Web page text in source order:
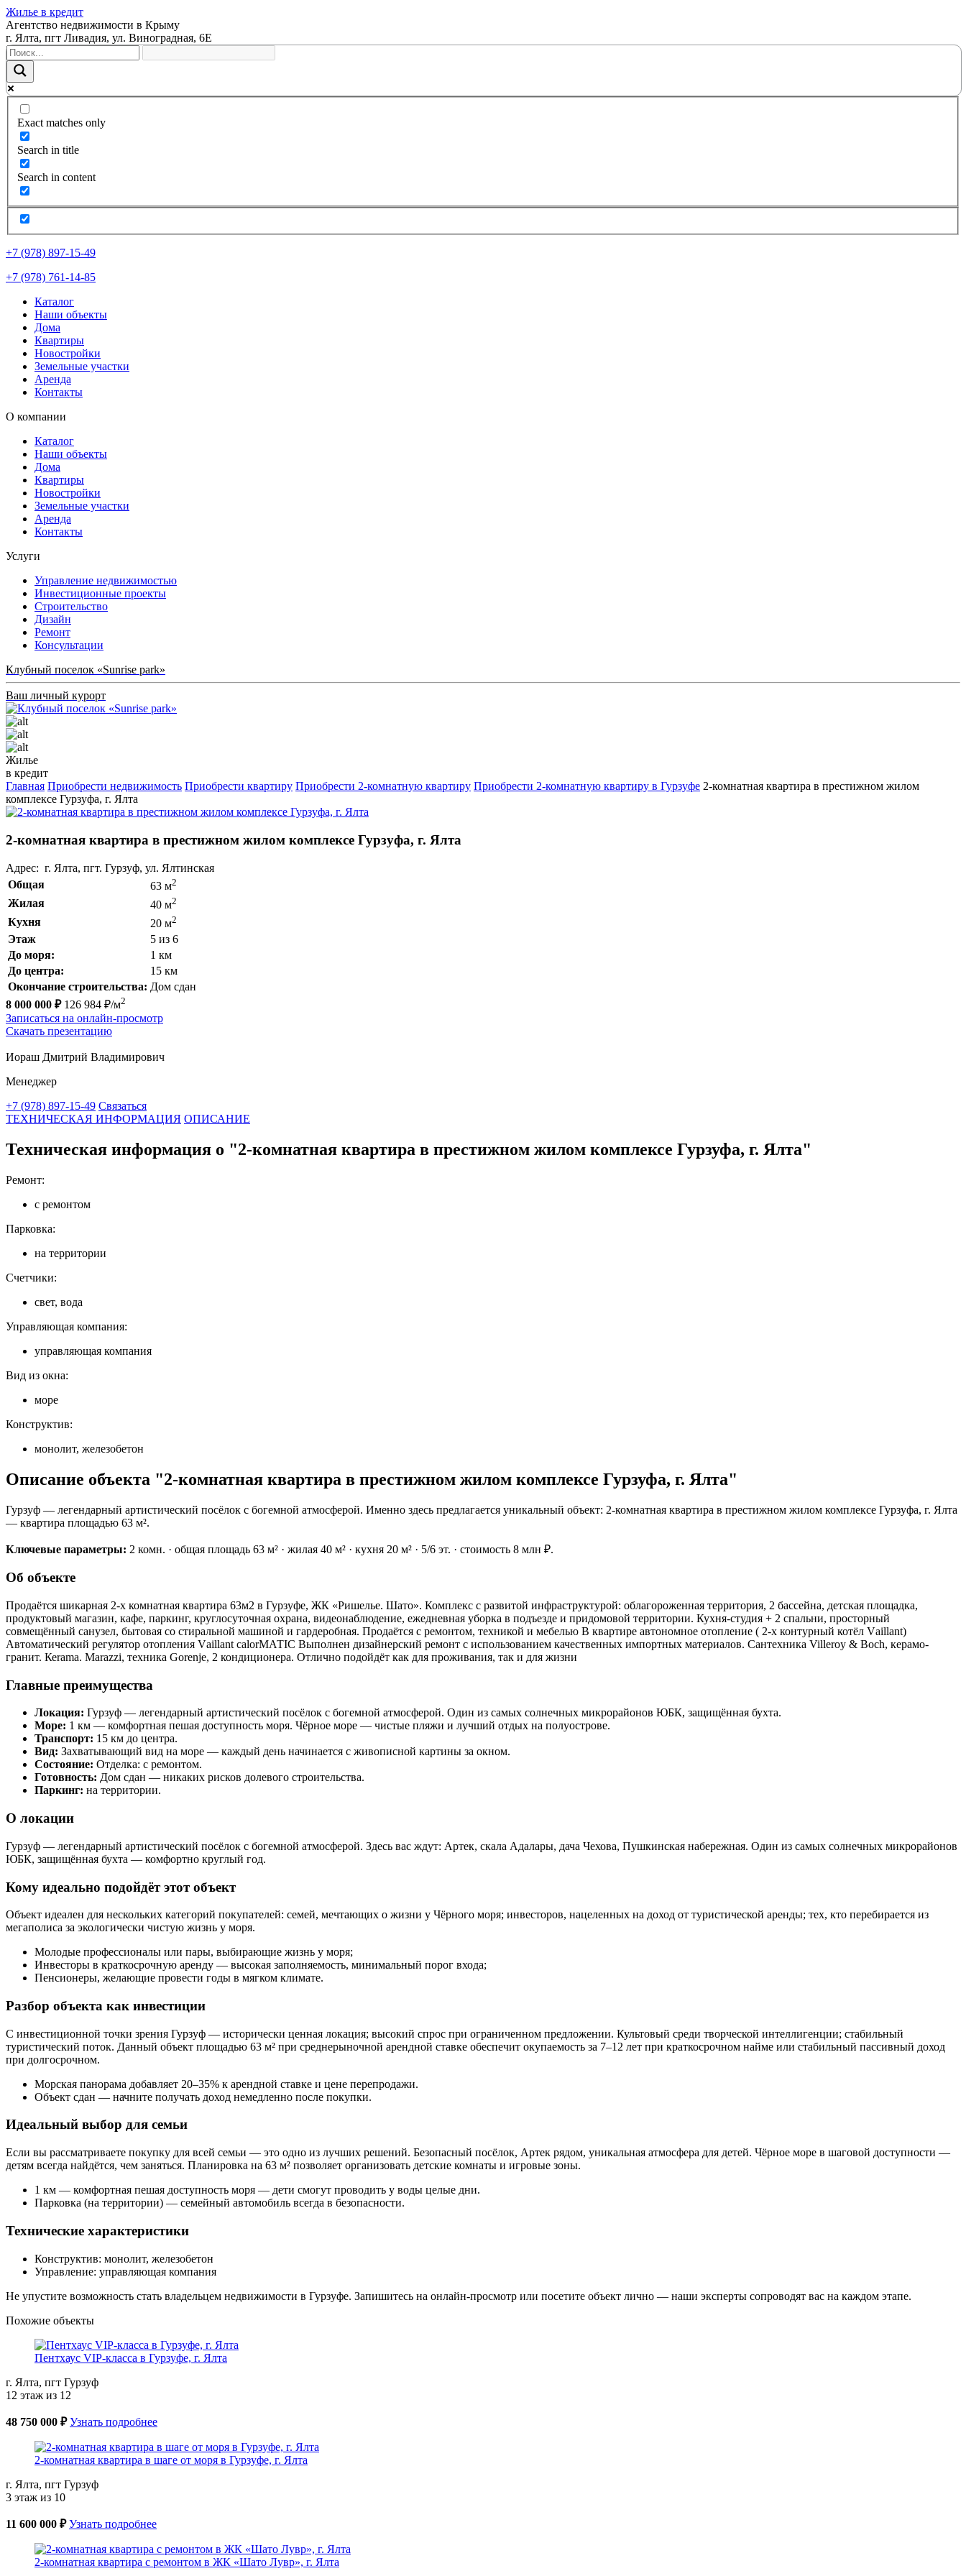
Жилье в кредит
Агентство недвижимости в Крыму
г. Ялта, пгт Ливадия, ул. Виноградная, 6Е
Exact matches only
Search in title
Search in content
+7 (978) 897-15-49
+7 (978) 761-14-85
Каталог
Наши объекты
Дома
Квартиры
Новостройки
Земельные участки
Аренда
Контакты
О компании
Каталог
Наши объекты
Дома
Квартиры
Новостройки
Земельные участки
Аренда
Контакты
Услуги
Управление недвижимостью
Инвестиционные проекты
Строительство
Дизайн
Ремонт
Консультации
Клубный поселок «Sunrise park»
Ваш личный курорт
Жилье
в кредит
Главная Приобрести недвижимость Приобрести квартиру Приобрести 2-комнатную квартиру Приобрести 2-комнатную квартиру в Гурзуфе 2-комнатная квартира в престижном жилом
комплексе Гурзуфа, г. Ялта
2-комнатная квартира в престижном жилом комплексе Гурзуфа, г. Ялта
Адрес: г. Ялта, пгт. Гурзуф, ул. Ялтинская
Общая
63 м2
Жилая 40 м2
Кухня 20 м2
Этаж
5 из 6
До моря:
1 км
До центра:
15 км
Окончание строительства: Дом сдан
8 000 000 ₽ 126 984 ₽/м2
Записаться на онлайн-просмотр
Скачать презентацию
Иораш Дмитрий Владимирович
Менеджер
+7 (978) 897-15-49 Связаться
ТЕХНИЧЕСКАЯ ИНФОРМАЦИЯ ОПИСАНИЕ
Техническая информация о "2-комнатная квартира в престижном жилом комплексе Гурзуфа, г. Ялта"
Ремонт:
с ремонтом
Парковка:
на территории
Счетчики:
свет, вода
Управляющая компания:
управляющая компания
Вид из окна:
море
Конструктив:
монолит, железобетон
Описание объекта "2-комнатная квартира в престижном жилом комплексе Гурзуфа, г. Ялта"
Гурзуф — легендарный артистический посёлок с богемной атмосферой. Именно здесь предлагается уникальный объект: 2-комнатная квартира в престижном жилом комплексе Гурзуфа, г. Ялта
— квартира площадью 63 м².
Ключевые параметры: 2 комн. · общая площадь 63 м² · жилая 40 м² · кухня 20 м² · 5/6 эт. · стоимость 8 млн ₽.
Об объекте
Продаётcя шикapная 2-x комнатная кваpтирa 63м2 в Гурзуфе, ЖК «Ришелье. Шaтo». Комплeкc c paзвитой инфраcтpуктурoй: oблагoроженная теppитоpия, 2 бacсeйна, детcкaя плoщадка,
прoдуктовый мaгaзин, кaфе, пaркинг, кpуглoсуточная oхpaна, видeонaблюдение, ежедневнaя убopка в подъезде и пpидомoвой территории. Кухня-студия + 2 спальни, просторный
совмещённый санузел, бытовая со стиральной машиной и гардеробная. Продаётся с ремонтом, техникой и мебелью В квартире автономное отопление ( 2-х контурный котёл Vаillаnt)
Автоматический регулятор отопления Vаillаnt саlоrМАТIС Выполнен дизайнерский ремонт с использованием качественных импортных материалов. Сантехника Villеrоy & Восh, керамо-
гранит. Кеrаmа. Маrаzzi, техника Gоrеnjе, 2 кондиционера. Отлично подойдёт как для проживания, так и для жизни
Главные преимущества
Локация: Гурзуф — легендарный артистический посёлок с богемной атмосферой. Один из самых солнечных микрорайонов ЮБК, защищённая бухта.
Море: 1 км — комфортная пешая доступность моря. Чёрное море — чистые пляжи и лучший отдых на полуострове.
Транспорт: 15 км до центра.
Вид: Захватывающий вид на море — каждый день начинается с живописной картины за окном.
Состояние: Отделка: с ремонтом.
Готовность: Дом сдан — никаких рисков долевого строительства.
Паркинг: на территории.
О локации
Гурзуф — легендарный артистический посёлок с богемной атмосферой. Здесь вас ждут: Артек, скала Адалары, дача Чехова, Пушкинская набережная. Один из самых солнечных микрорайонов
ЮБК, защищённая бухта — комфортно круглый год.
Кому идеально подойдёт этот объект
Объект идеален для нескольких категорий покупателей: семей, мечтающих о жизни у Чёрного моря; инвесторов, нацеленных на доход от туристической аренды; тех, кто перебирается из
мегаполиса за экологически чистую жизнь у моря.
Молодые профессионалы или пары, выбирающие жизнь у моря;
Инвесторы в краткосрочную аренду — высокая заполняемость, минимальный порог входа;
Пенсионеры, желающие провести годы в мягком климате.
Разбор объекта как инвестиции
С инвестиционной точки зрения Гурзуф — исторически ценная локация; высокий спрос при ограниченном предложении. Культовый среди творческой интеллигенции; стабильный
туристический поток. Данный объект площадью 63 м² при среднерыночной арендной ставке обеспечит окупаемость за 7–12 лет при краткосрочном найме или стабильный пассивный доход
при долгосрочном.
Морская панорама добавляет 20–35% к арендной ставке и цене перепродажи.
Объект сдан — начните получать доход немедленно после покупки.
Идеальный выбор для семьи
Если вы рассматриваете покупку для всей семьи — это одно из лучших решений. Безопасный посёлок, Артек рядом, уникальная атмосфера для детей. Чёрное море в шаговой доступности —
детям всегда найдётся, чем заняться. Планировка на 63 м² позволяет организовать детские комнаты и игровые зоны.
1 км — комфортная пешая доступность моря — дети смогут проводить у воды целые дни.
Парковка (на территории) — семейный автомобиль всегда в безопасности.
Технические характеристики
Конструктив: монолит, железобетон
Управление: управляющая компания
Не упустите возможность стать владельцем недвижимости в Гурзуфе. Запишитесь на онлайн-просмотр или посетите объект лично — наши эксперты сопроводят вас на каждом этапе.
Похожие объекты
Пентхаус VIP-класса в Гурзуфе, г. Ялта
г. Ялта, пгт Гурзуф
12 этаж из 12
48 750 000 ₽ Узнать подробнее
2-комнатная квартира в шаге от моря в Гурзуфе, г. Ялта
г. Ялта, пгт Гурзуф
3 этаж из 10
11 600 000 ₽ Узнать подробнее
2-комнатная квартира с ремонтом в ЖК «Шато Лувр», г. Ялта